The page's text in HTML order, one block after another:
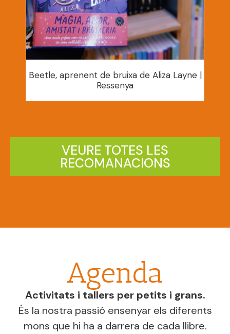
Beetle, aprenent de bruixa de Aliza Layne |
Ressenya
VEURE TOTES LES
RECOMANACIONS
Agenda
Activitats i tallers per petits i grans.
És la nostra passió ensenyar els diferents
mons que hi ha a darrera de cada llibre.